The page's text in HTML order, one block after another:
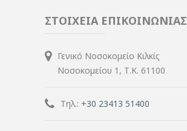
ΣΤΟΙΧΕΙΑ ΕΠΙΚΟΙΝΩΝΙΑΣ
Γενικό Νοσοκομείο Κιλκίς
Νοσοκομείου 1, Τ.Κ. 61100
Τηλ.: +30 23413 51400